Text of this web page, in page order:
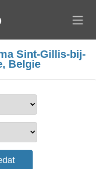
Sint-Gillis-bij-
Belgie